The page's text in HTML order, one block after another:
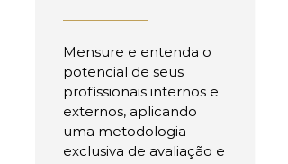
Mensure e entenda o
potencial de seus
profissionais internos e
externos, aplicando
uma metodologia
exclusiva de avaliação e